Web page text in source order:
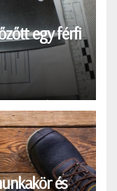
egy férfi
és